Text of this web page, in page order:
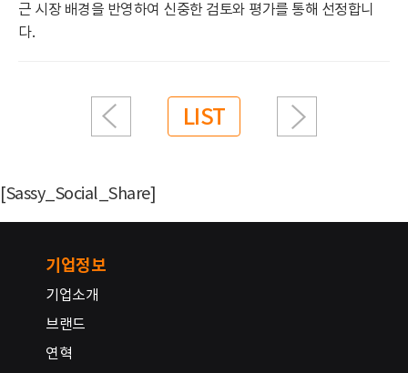
근 시장 배경을 반영하여 신중한 검토와 평가를 통해 선정합니
다.
LIST
[Sassy_Social_Share]
기업정보
기업소개
브랜드
연혁